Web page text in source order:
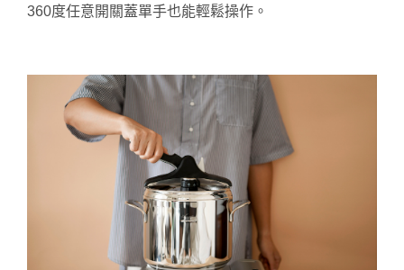
360度任意開關蓋單手也能輕鬆操作。